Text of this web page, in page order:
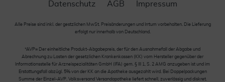
Datenschutz AGB Impressum
Alle Preise sind inkl. der gestzlichen MwSt. Preisänderungen und Irrtum vorbehalten. Die Lieferung
erfolgt nur innerhalb von Deutschland.
*AVP= Der einheitliche Produkt-Abgabepreis, der für den Ausnahmefall der Abgabe und
Abrechnung zu Lasten der gesetzlichen Krankenkassen (KK) vom Hersteller gegenüber der
Informationsstelle für Arzneispezialitäten GmbH (IFA) gem. § III 1, S. 2 AMG anzugeben ist und im
Erstattungsfall abzügl. 5% von der KK an die Apotheke ausgezahlt wird. Bei Doppelpackungen
Summe der Einzel-AVP. Volksversand Versandapotheke liefert schnell, zuverlässig und diskret.